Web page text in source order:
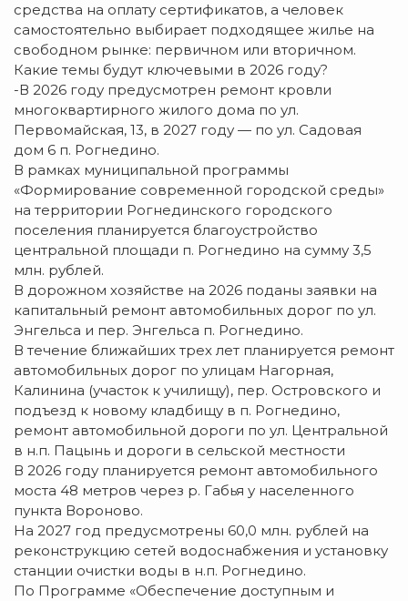
средства на оплату сертификатов, а человек
самостоятельно выбирает подходящее жилье на
свободном рынке: первичном или вторичном.
Какие темы будут ключевыми в 2026 году?
-В 2026 году предусмотрен ремонт кровли
многоквартирного жилого дома по ул.
Первомайская, 13, в 2027 году — по ул. Садовая
дом 6 п. Рогнедино.
В рамках муниципальной программы
«Формирование современной городской среды»
на территории Рогнединского городского
поселения планируется благоустройство
центральной площади п. Рогнедино на сумму 3,5
млн. рублей.
В дорожном хозяйстве на 2026 поданы заявки на
капитальный ремонт автомобильных дорог по ул.
Энгельса и пер. Энгельса п. Рогнедино.
В течение ближайших трех лет планируется ремонт
автомобильных дорог по улицам Нагорная,
Калинина (участок к училищу), пер. Островского и
подъезд к новому кладбищу в п. Рогнедино,
ремонт автомобильной дороги по ул. Центральной
в н.п. Пацынь и дороги в сельской местности
В 2026 году планируется ремонт автомобильного
моста 48 метров через р. Габья у населенного
пункта Вороново.
На 2027 год предусмотрены 60,0 млн. рублей на
реконструкцию сетей водоснабжения и установку
станции очистки воды в н.п. Рогнедино.
По Программе «Обеспечение доступным и